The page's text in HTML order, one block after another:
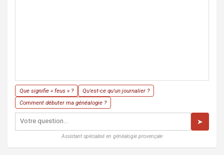
Que signifie « feus » ?
Qu'est-ce qu'un journalier ?
Comment débuter ma généalogie ?
➤
Assistant spécialisé en généalogie provençale